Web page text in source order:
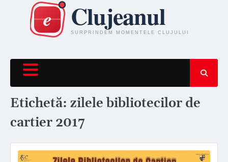
content
Etichetă: zilele bibliotecilor de
cartier 2017